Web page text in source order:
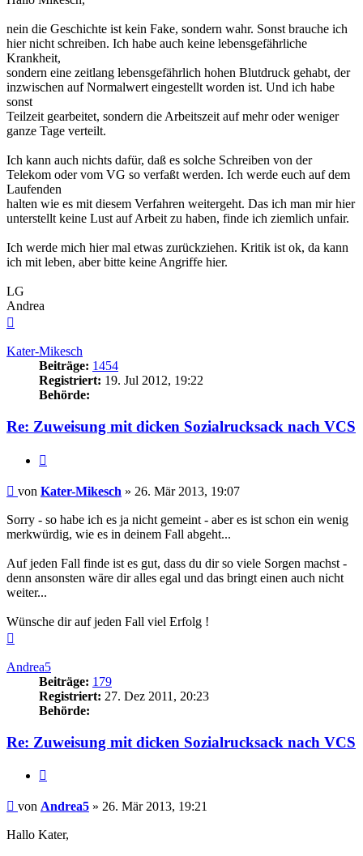
nein die Geschichte ist kein Fake, sondern wahr. Sonst brauche ich
hier nicht schreiben. Ich habe auch keine lebensgefährliche
Krankheit,
sondern eine zeitlang lebensgefährlich hohen Blutdruck gehabt, der
inzwischen auf Normalwert eingestellt worden ist. Und ich habe
sonst
Teilzeit gearbeitet, sondern die Arbeitszeit auf mehr oder weniger
ganze Tage verteilt.
Ich kann auch nichts dafür, daß es solche Schreiben von der
Telekom oder vom VG so verfaßt werden. Ich werde euch auf dem
Laufenden
halten wie es mit diesem Verfahren weitergeht. Das ich man mir hier
unterstellt keine Lust auf Arbeit zu haben, finde ich ziemlich unfair.
Ich werde mich hier mal etwas zurückziehen. Kritik ist ok, da kann
ich mit leben, aber bitte keine Angriffe hier.
LG
Andrea
Kater-Mikesch
Beiträge: 1454
Registriert: 19. Jul 2012, 19:22
Behörde:
Re: Zuweisung mit dicken Sozialrucksack nach VCS
Beitrag
von Kater-Mikesch » 26. Mär 2013, 19:07
Sorry - so habe ich es ja nicht gemeint - aber es ist schon ein wenig
merkwürdig, wie es in deinem Fall abgeht...
Auf jeden Fall finde ist es gut, dass du dir so viele Sorgen machst -
denn ansonsten wäre dir alles egal und das bringt einen auch nicht
weiter...
Wünsche dir auf jeden Fall viel Erfolg !
Andrea5
Beiträge: 179
Registriert: 27. Dez 2011, 20:23
Behörde:
Re: Zuweisung mit dicken Sozialrucksack nach VCS
Beitrag
von Andrea5 » 26. Mär 2013, 19:21
Hallo Kater,